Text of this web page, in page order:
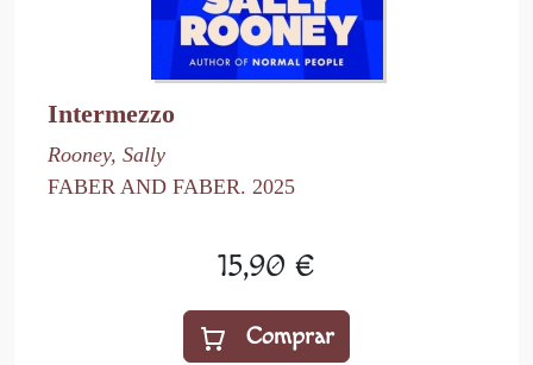
Intermezzo
Rooney, Sally
FABER AND FABER. 2025
15,90 €
Comprar